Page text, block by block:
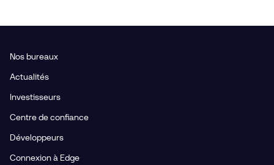
Nos bureaux
Actualités
Investisseurs
Centre de confiance
Développeurs
Connexion à Edge